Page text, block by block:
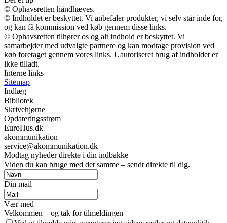
© Ophavsretten håndhæves.
© Indholdet er beskyttet. Vi anbefaler produkter, vi selv står inde for,
og kan få kommission ved køb gennem disse links.
© Ophavsretten tilhører os og alt indhold er beskyttet. Vi
samarbejder med udvalgte partnere og kan modtage provision ved
køb foretaget gennem vores links. Uautoriseret brug af indholdet er
ikke tilladt.
Interne links
Sitemap
Indlæg
Bibliotek
Skrivehjørne
Opdateringsstrøm
EuroHus.dk
akommunikation
service@akommunikation.dk
Modtag nyheder direkte i din indbakke
Viden du kan bruge med det samme – sendt direkte til dig.
Din mail
Vær med
Velkommen – og tak for tilmeldingen